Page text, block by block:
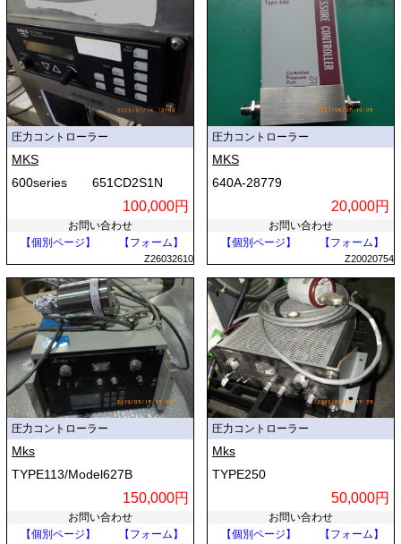
圧力コントローラー
MKS
600series 651CD2S1N
100,000円
お問い合わせ
【個別ページ】
【フォーム】
Z26032610
圧力コントローラー
MKS
640A-28779
20,000円
お問い合わせ
【個別ページ】
【フォーム】
Z20020754
圧力コントローラー
Mks
TYPE113/Model627B
150,000円
お問い合わせ
【個別ページ】
【フォーム】
圧力コントローラー
Mks
TYPE250
50,000円
お問い合わせ
【個別ページ】
【フォーム】